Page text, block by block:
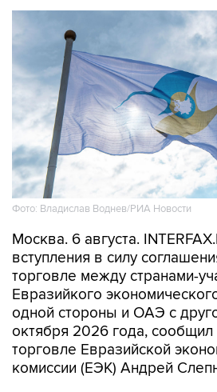
Фото: Владислав Воднев/РИА Новости
Москва. 6 августа.
вступления в силу
торговле между странами-
Евразийкого
одной стороны и ОАЭ с
октября 2026 года, сообщил
торговле Евразийской
комиссии (ЕЭК) Андрей